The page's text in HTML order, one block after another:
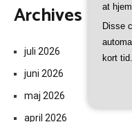
Archives
juli 2026
juni 2026
maj 2026
april 2026
at
Disse
kort tid.